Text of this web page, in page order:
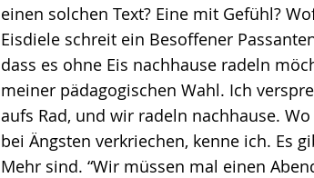
einen solchen Text? Eine mit Gefühl?
Eisdiele schreit ein Besoffener
dass es ohne Eis nachhause radeln
meiner pädagogischen Wahl. Ich
aufs Rad, und wir radeln nachhause.
bei Ängsten verkriechen, kenne ich. Es
Mehr sind. “Wir müssen mal einen